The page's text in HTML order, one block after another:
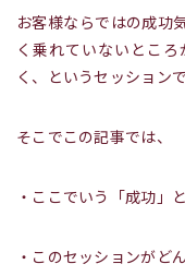
お客様ならではの成功
く乗れていないとこ
く、というセッションで
そこでこの記事では、
・ここでいう「成功」
・このセッションがど